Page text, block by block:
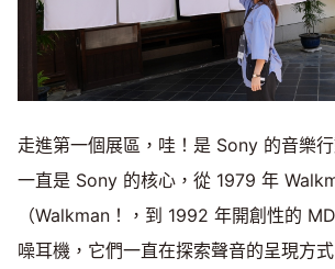
走進第一個展區，哇！是 Sony 的音樂
一直是 Sony 的核心，從 1979 年
（Walkman！，到 1992 年開創性的
噪耳機，它們一直在探索聲音的呈現方